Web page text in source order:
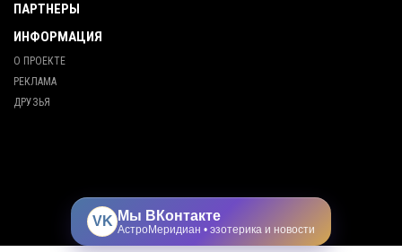
ПАРТНЕРЫ
ИНФОРМАЦИЯ
О ПРОЕКТЕ
РЕКЛАМА
ДРУЗЬЯ
VK Мы ВКонтакте
АстроМеридиан • эзотерика и новости